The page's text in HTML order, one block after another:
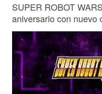
SUPER ROBOT
aniversario con nuevo